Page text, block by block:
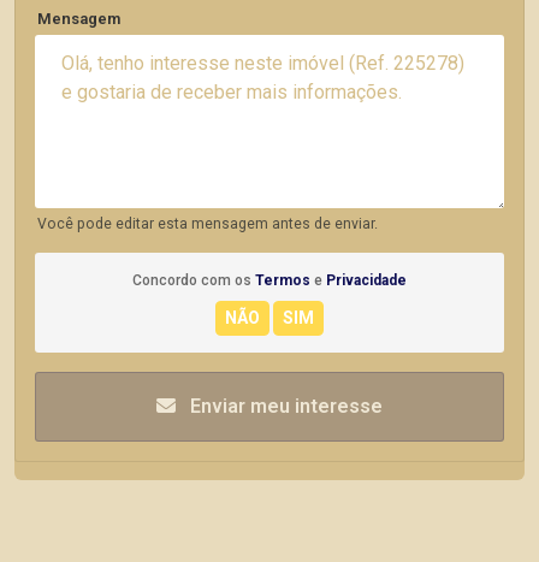
Mensagem
Você pode editar esta mensagem antes de enviar.
Concordo com os Termos e Privacidade
Enviar meu interesse